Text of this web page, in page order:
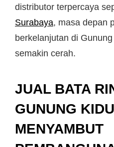
distributor terpercaya
Surabaya, masa depan
berkelanjutan di
semakin cerah.
JUAL BATA
GUNUNG
MENYAMBUT